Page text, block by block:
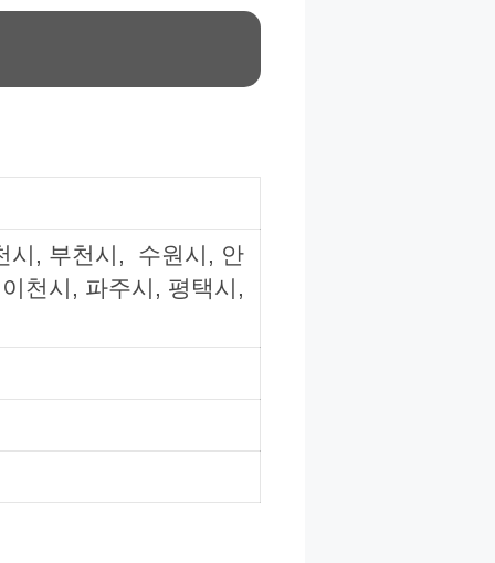
시, 부천시, 수원시, 안
천시, 파주시, 평택시,